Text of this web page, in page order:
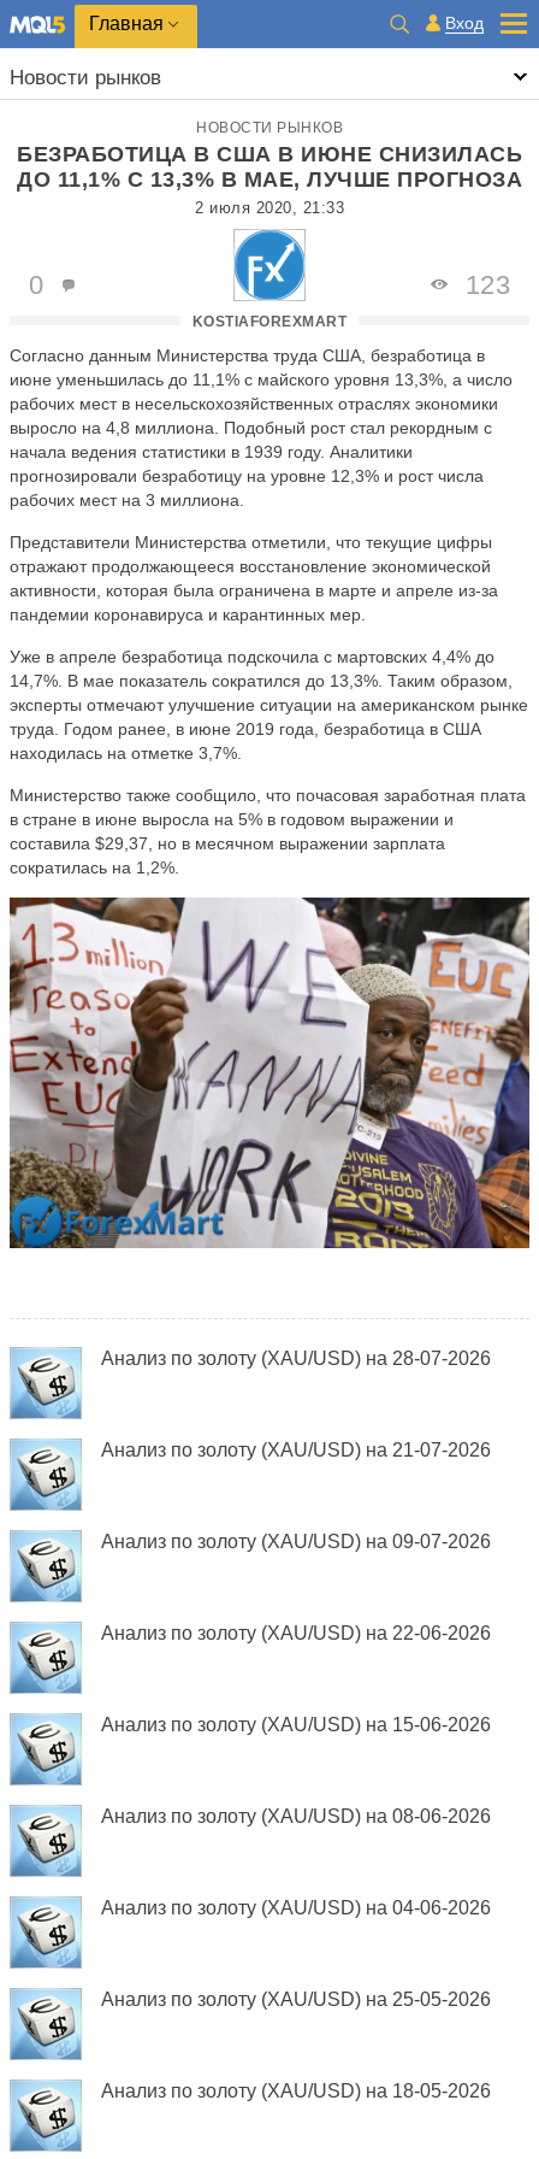
Главная Вход
Новости рынков
НОВОСТИ РЫНКОВ
БЕЗРАБОТИЦА В США В ИЮНЕ СНИЗИЛАСЬ
ДО 11,1% С 13,3% В МАЕ, ЛУЧШЕ ПРОГНОЗА
2 июля 2020, 21:33
KOSTIAFOREXMART
0 123
Согласно данным Министерства труда США, безработица в
июне уменьшилась до 11,1% с майского уровня 13,3%, а число
рабочих мест в несельскохозяйственных отраслях экономики
выросло на 4,8 миллиона. Подобный рост стал рекордным с
начала ведения статистики в 1939 году. Аналитики
прогнозировали безработицу на уровне 12,3% и рост числа
рабочих мест на 3 миллиона.
Представители Министерства отметили, что текущие цифры
отражают продолжающееся восстановление экономической
активности, которая была ограничена в марте и апреле из-за
пандемии коронавируса и карантинных мер.
Уже в апреле безработица подскочила с мартовских 4,4% до
14,7%. В мае показатель сократился до 13,3%. Таким образом,
эксперты отмечают улучшение ситуации на американском рынке
труда. Годом ранее, в июне 2019 года, безработица в США
находилась на отметке 3,7%.
Министерство также сообщило, что почасовая заработная плата
в стране в июне выросла на 5% в годовом выражении и
составила $29,37, но в месячном выражении зарплата
сократилась на 1,2%.
Анализ по золоту (XAU/USD) на 28-07-2026
Анализ по золоту (XAU/USD) на 21-07-2026
Анализ по золоту (XAU/USD) на 09-07-2026
Анализ по золоту (XAU/USD) на 22-06-2026
Анализ по золоту (XAU/USD) на 15-06-2026
Анализ по золоту (XAU/USD) на 08-06-2026
Анализ по золоту (XAU/USD) на 04-06-2026
Анализ по золоту (XAU/USD) на 25-05-2026
Анализ по золоту (XAU/USD) на 18-05-2026